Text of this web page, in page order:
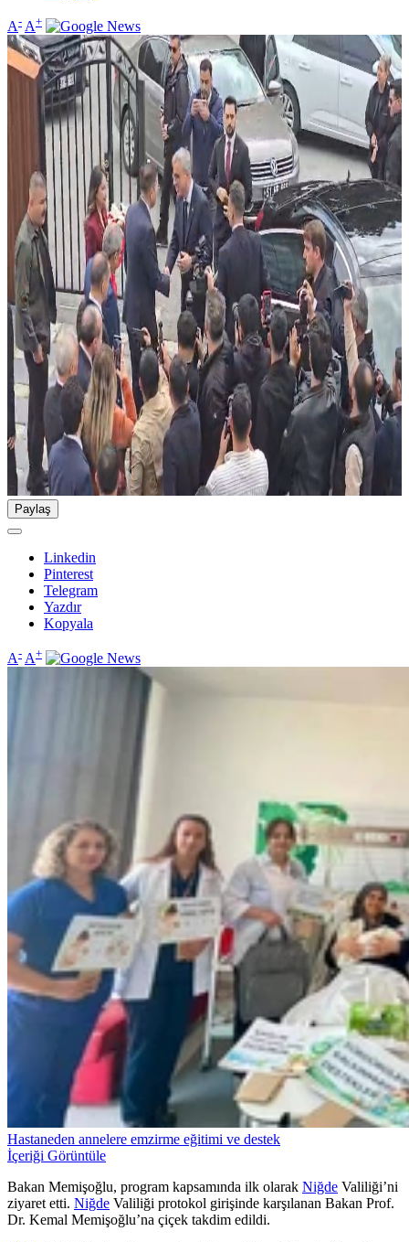
A- A+
Paylaş
Linkedin
Pinterest
Telegram
Yazdır
Kopyala
A- A+
Hastaneden annelere emzirme eğitimi ve destek
İçeriği Görüntüle
Bakan Memişoğlu, program kapsamında ilk olarak Niğde Valiliği’ni
ziyaret etti. Niğde Valiliği protokol girişinde karşılanan Bakan Prof.
Dr. Kemal Memişoğlu’na çiçek takdim edildi.